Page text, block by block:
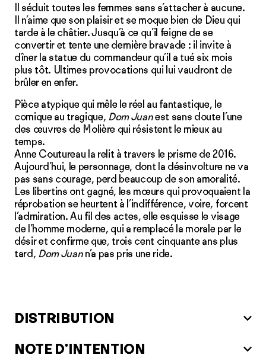
Il séduit toutes les femmes sans s’attacher à aucune.
Il n’aime que son plaisir et se moque bien de Dieu qui
tarde à le châtier. Jusqu’à ce qu’il feigne de se
convertir et tente une dernière bravade : il invite à
dîner la statue du commandeur qu’il a tué six mois
plus tôt. Ultimes provocations qui lui vaudront de
brûler en enfer.
Pièce atypique qui mêle le réel au fantastique, le
comique au tragique, Dom Juanest sans doute l’une
des œuvres de Molière qui résistent le mieux au
temps.
Anne Coutureau la relit à travers le prisme de 2016.
Aujourd’hui, le personnage, dont la désinvolture ne va
pas sans courage, perd beaucoup de son amoralité.
Les libertins ont gagné, les mœurs qui provoquaient la
réprobation se heurtent à l’indifférence, voire, forcent
l’admiration. Au fil des actes, elle esquisse le visage
de l’homme moderne, qui a remplacé la morale par le
désir et confirme que, trois cent cinquante ans plus
tard, Dom Juann’a pas pris une ride.
DISTRIBUTION
NOTE D'INTENTION